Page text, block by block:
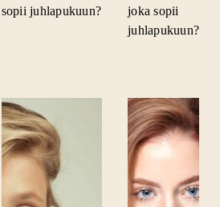
sopii juhlapukuun?
joka sopii
juhlapukuun?